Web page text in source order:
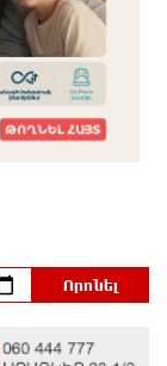
նկատմամբ
մեկ ժամ առաջ
լուրջ
ստեղծված